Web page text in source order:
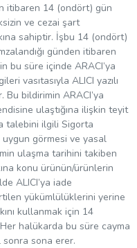
itibaren 14 (ondört) gün
ve cezai şart
sahiptir. İşbu 14 (ondört)
günden itibaren
bu süre içinde ARACI’ya
vasıtasıyla ALICI yazılı
bildirimin ARACI’ya
ulaştığına ilişkin teyit
talebini ilgili Sigorta
görmesi ve yasal
ulaşma tarihini takiben
konu ürünün/ürünlerin
ALICI’ya iade
yükümlülüklerini yerine
kullanmak için 14
halükarda bu süre cayma
sona erer.